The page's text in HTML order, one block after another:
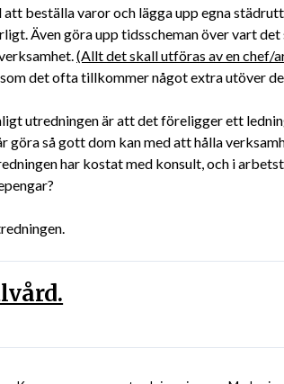
att beställa varor och lägga upp egna
Även göra upp tidsscheman över vart
(Allt det skall utföras av en chef/
det ofta tillkommer något extra utöver
utredningen är att det föreligger ett
göra så gott dom kan med att hålla
har kostat med konsult, och i